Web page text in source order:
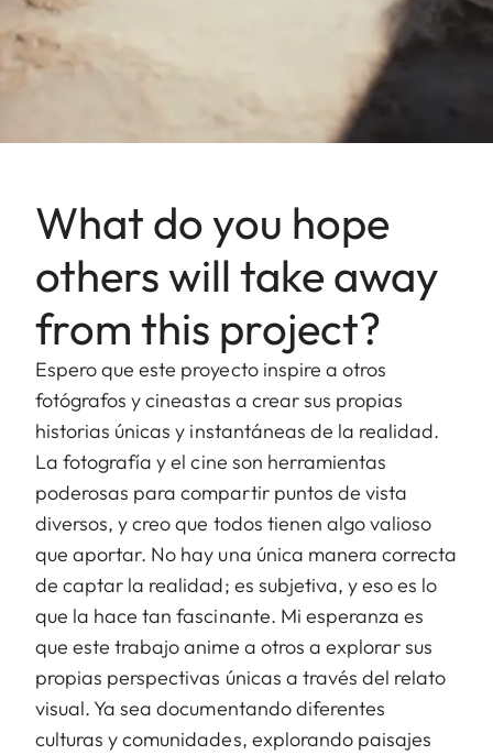
What do you hope
others will take away
from this project?
Espero que este proyecto inspire a otros
fotógrafos y cineastas a crear sus propias
historias únicas y instantáneas de la realidad.
La fotografía y el cine son herramientas
poderosas para compartir puntos de vista
diversos, y creo que todos tienen algo valioso
que aportar. No hay una única manera correcta
de captar la realidad; es subjetiva, y eso es lo
que la hace tan fascinante. Mi esperanza es
que este trabajo anime a otros a explorar sus
propias perspectivas únicas a través del relato
visual. Ya sea documentando diferentes
culturas y comunidades, explorando paisajes